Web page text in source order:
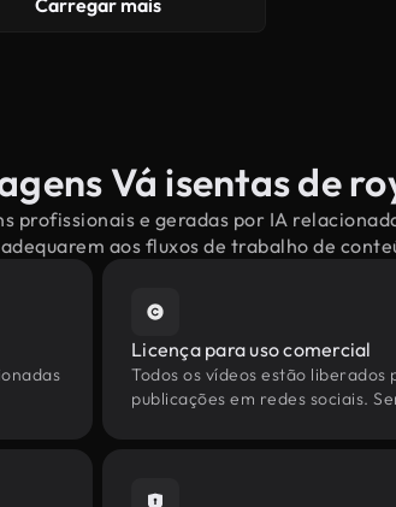
Carregar mais
Vá isentas de
profissionais e geradas por IA
aos fluxos de trabalho de
Licença para uso comercial
Todos os vídeos estão
publicações em redes sociais.